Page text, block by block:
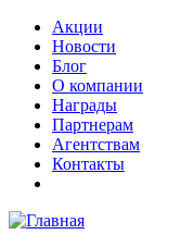
Перейти
основному
содержанию
Основная
навигация
доп
Акции
Новости
Блог
О компании
Награды
Партнерам
Агентствам
Контакты